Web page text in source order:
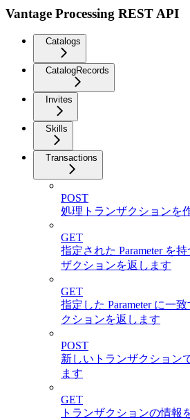
Vantage Processing REST API
Catalogs
CatalogRecords
Invites
Skills
Transactions
POST
処理トランザクションを
GET
指定された Parameter を
ザクションを返します
GET
指定した Parameter に一
クションを返します
POST
新しいトランザクション
ます
GET
トランザクションの情報